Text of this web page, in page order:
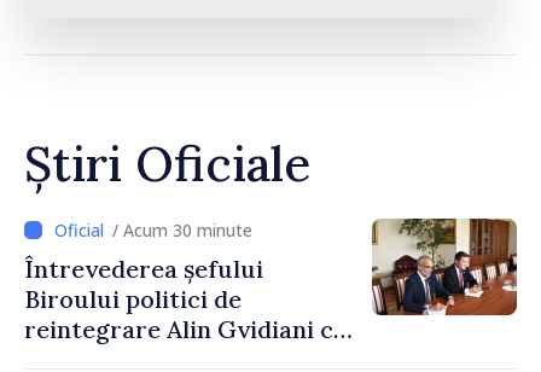
Știri Oficiale
/ Acum 30 minute
Întrevederea șefului
Biroului politici de
reintegrare Alin Gvidiani cu